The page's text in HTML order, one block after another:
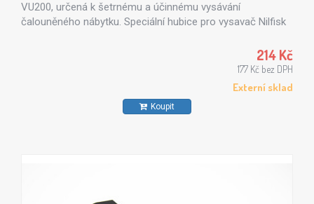
VU200, určená k šetrnému a účinnému vysávání
čalouněného nábytku. Speciální hubice pro vysavač Nilfisk
čalouněného nábytku, matrací, sedaček nebo autopotahů.
Ergonomický tvar a kompaktní provedení umožňují
214 Kč
177 Kč bez DPH
Externí sklad
Koupit